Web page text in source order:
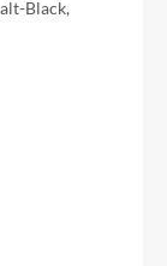
Black,